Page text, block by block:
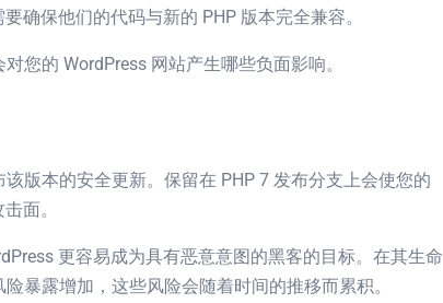
确保他们的代码与新的 PHP 版本完全兼容。
您的 WordPress 网站产生哪些负面影响。
版本的安全更新。保留在 PHP 7 发布分支上会使您的
面。
更容易成为具有恶意意图的黑客的目标。在其生命
暴露增加，这些风险会随着时间的推移而累积。